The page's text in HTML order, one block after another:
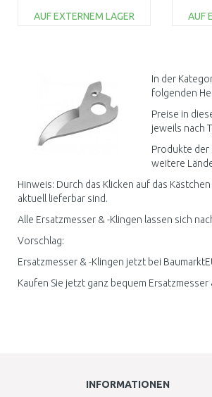
AUF EXTERNEM LAGER
AUF
In der
folgenden
Preise in
jeweils nach
Produkte der
weitere
Hinweis: Durch das Klicken auf das
aktuell lieferbar sind.
Alle Ersatzmesser & -Klingen lassen sich
Vorschlag:
Ersatzmesser & -Klingen jetzt bei
Kaufen Sie jetzt ganz bequem Ersatzmesser
INFORMATIONEN